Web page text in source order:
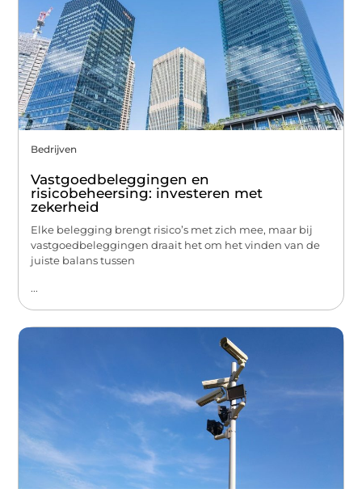
Bedrijven
Vastgoedbeleggingen en
risicobeheersing: investeren met
zekerheid
Elke belegging brengt risico’s met zich mee, maar bij
vastgoedbeleggingen draait het om het vinden van de
juiste balans tussen
...